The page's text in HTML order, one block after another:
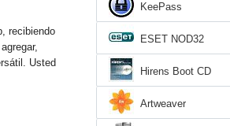
recibiendo
Usted
KeePass
ESET NOD32
Hirens Boot CD
Artweaver